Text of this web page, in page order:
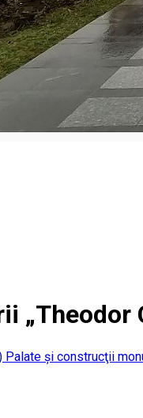
„Theodor
Palate şi construcţii